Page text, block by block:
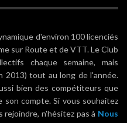
d'environ 100 licenciés
sur Route et de VTT. Le Club
chaque semaine, mais
2013) tout au long de l'année.
bien des compétiteurs que
son compte. Si vous souhaitez
rejoindre, n'hésitez pas à Nous